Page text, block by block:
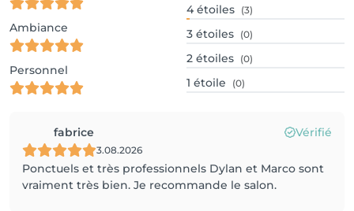
Ambiance
Personnel
4 étoiles (3)
3 étoiles (0)
2 étoiles (0)
1 étoile (0)
fabrice Vérifié
3.08.2026
Ponctuels et très professionnels Dylan et Marco sont
vraiment très bien. Je recommande le salon.